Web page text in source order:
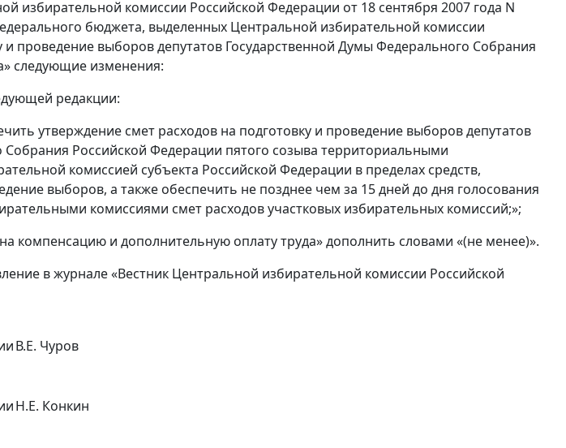
избирательной комиссии Российской Федерации от 18 сентября 2007 года N
бюджета, выделенных Центральной избирательной комиссии
и проведение выборов депутатов Государственной Думы Федерального Собрания
следующие изменения:
редакции:
утверждение смет расходов на подготовку и проведение выборов депутатов
Российской Федерации пятого созыва территориальными
комиссией субъекта Российской Федерации в пределах средств,
выборов, а также обеспечить не позднее чем за 15 дней до дня голосования
комиссиями смет расходов участковых избирательных комиссий;»;
компенсацию и дополнительную оплату труда» дополнить словами «(не менее)».
в журнале «Вестник Центральной избирательной комиссии Российской
В.Е. Чуров
Н.Е. Конкин